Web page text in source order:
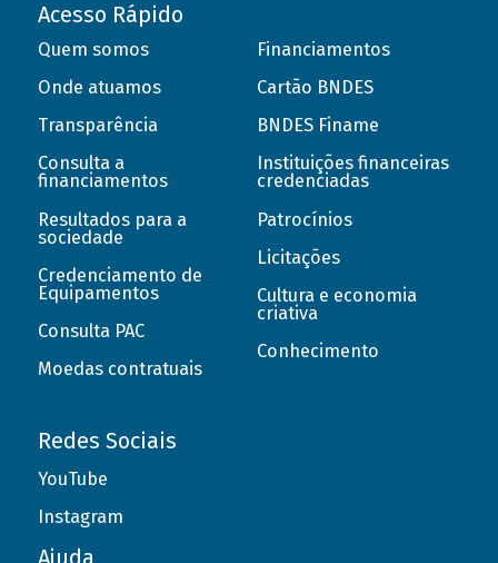
Acesso Rápido
Quem somos
Onde atuamos
Transparência
Consulta a
financiamentos
Resultados para a
sociedade
Credenciamento de
Equipamentos
Consulta PAC
Moedas contratuais
Financiamentos
Cartão BNDES
BNDES Finame
Instituições financeiras
credenciadas
Patrocínios
Licitações
Cultura e economia
criativa
Conhecimento
Redes Sociais
YouTube
Instagram
Ajuda